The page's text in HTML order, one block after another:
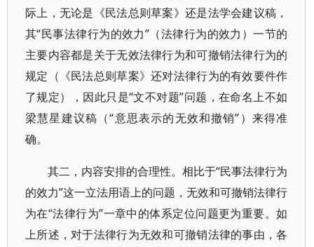
际上，无论是《民法总则草案》还是法学会建议稿，
其“民事法律行为的效力”（法律行为的效力）一节的
主要内容都是关于无效法律行为和可撤销法律行为的
规定（《民法总则草案》还对法律行为的有效要件作
了规定），因此只是“文不对题”问题，在命名上不如
梁慧星建议稿（“意思表示的无效和撤销”）来得准
确。
其二，内容安排的合理性。相比于“民事法律行为
的效力”这一立法用语上的问题，无效和可撤销法律行
为在“法律行为”一章中的体系定位问题更为重要。如
上所述，对于法律行为无效和可撤销法律的事由，各